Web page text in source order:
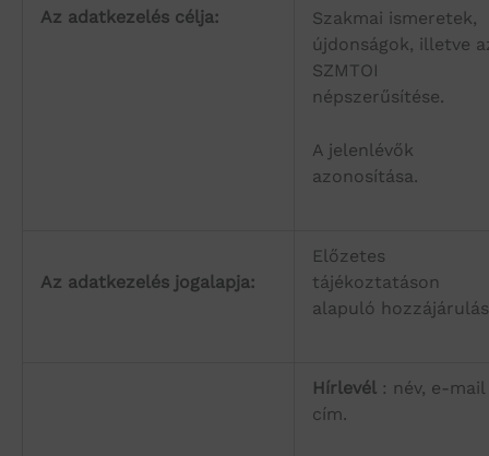
Az adatkezelés célja:
Szakmai ismeretek,
újdonságok, illetve
SZMTOI
népszerűsítése.
A jelenlévők
azonosítása.
Az adatkezelés jogalapja:
Előzetes
tájékoztatáson
alapuló
Hírlevél : név, e-mail
cím.